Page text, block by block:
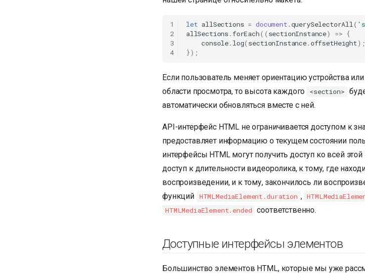
1
2
3
4
let allSections = document .querySelectorAll(
allSections .forEach(( sectionInstance) => {
console. log( sectionInstance.offsetHeight);
});
Если пользователь меняет ориентацию устройства
области просмотра, то высота каждого
<section>
автоматически обновляться вместе с ней.
API-интерфейс HTML не ограничивается доступом к
предоставляет информацию о текущем состоянии
интерфейсы HTML могут получить доступ ко всей
доступ к длительности видеоролика, к тому, где
воспроизведении, и к тому, закончилось ли
функций HTMLMediaElement.duration ,
HTMLMediaElement.ended соответственно.
Доступные интерфейсы элементов
Большинство элементов HTML, которые мы уже